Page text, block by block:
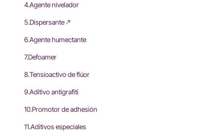
4.Agente nivelador
5.Dispersante
6.Agente humectante
7.Defoamer
8.Tensioactivo de flúor
9.Aditivo antigrafiti
10.Promotor de adhesión
11.Aditivos especiales